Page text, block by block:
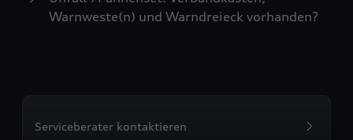
Warnweste(n) und Warndreieck vorhanden?
Serviceberater kontaktieren